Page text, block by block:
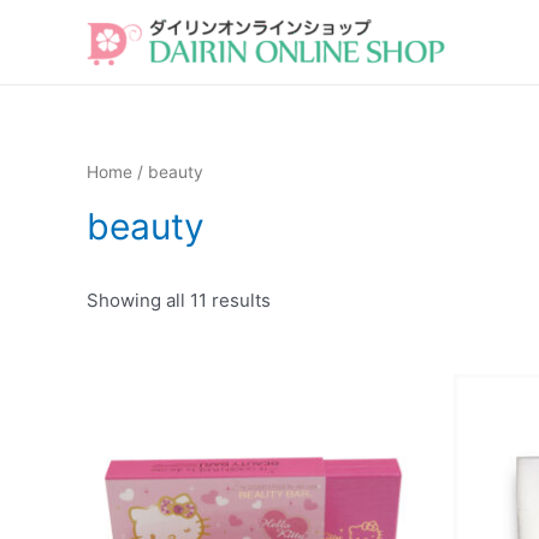
Home / beauty
beauty
Showing all 11 results